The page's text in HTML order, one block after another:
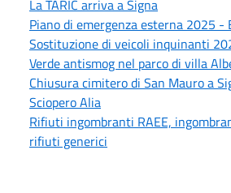
La TARIC arriva a Signa
Piano di emergenza esterna 2025 -
Sostituzione di veicoli inquinanti
Verde antismog nel parco di villa
Chiusura cimitero di San Mauro a
Sciopero Alia
Rifiuti ingombranti RAEE,
rifiuti generici